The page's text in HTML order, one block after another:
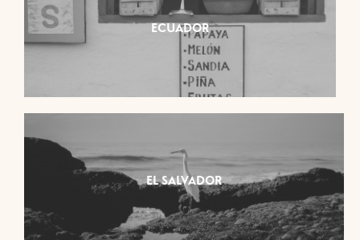
ECUADOR
EL SALVADOR